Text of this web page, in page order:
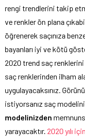
rengi trendlerini takip
ve renkler ön plana
öğrenerek saçınıza
bayanları iyi ve kötü
2020 trend saç
saç renklerinden ilham
uygulayacaksınız.
istiyorsanız saç
modelinizden
yarayacaktır. 2020 yılı